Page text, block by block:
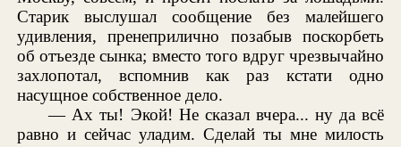
Старик выслушал сообщение без малейшего
удивления, пренеприлично позабыв поскорбеть
об отъезде сынка; вместо того вдруг чрезвычайно
захлопотал, вспомнив как раз кстати одно
насущное собственное дело.
— Ах ты! Экой! Не сказал вчера... ну да всё
равно и сейчас уладим. Сделай ты мне милость